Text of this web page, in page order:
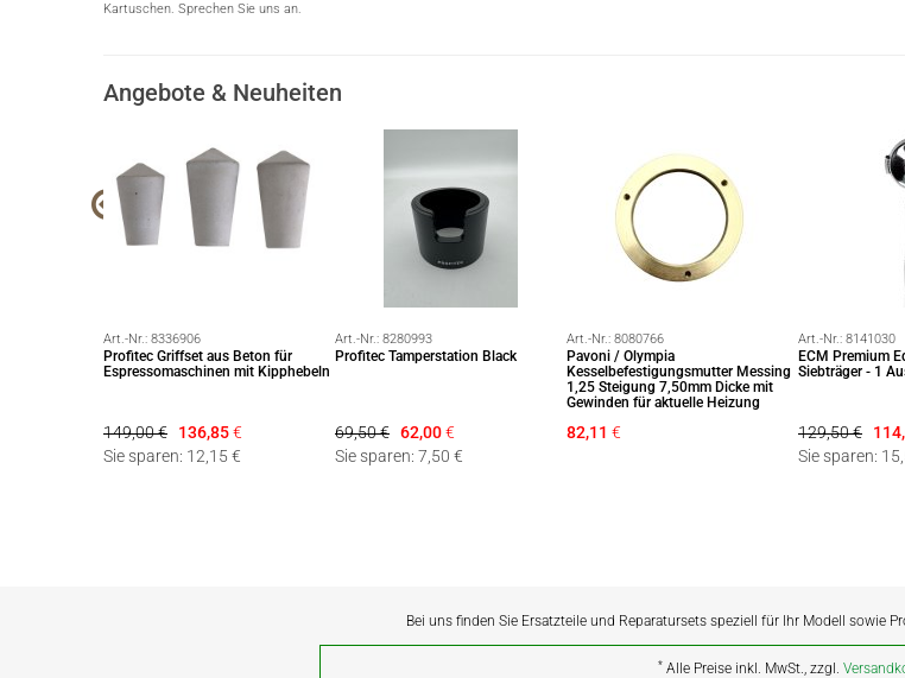
Kartuschen. Sprechen Sie uns an.
Angebote & Neuheiten
Art.-Nr.: 8336906
Profitec Griffset aus Beton für
Espressomaschinen mit Kipphebeln
149,00 € 136,85€
Sie sparen: 12,15 €
Art.-Nr.: 8280993
Profitec Tamperstation Black
69,50 € 62,00€
Sie sparen: 7,50 €
Art.-Nr.: 8080766
Pavoni / Olympia
Kesselbefestigungsmutter Messing
1,25 Steigung 7,50mm Dicke mit
Gewinden für aktuelle Heizung
82,11 €
Art.-Nr.: 8141030
ECM Premium
Siebträger - 1
129,50 €
Sie sparen:
Bei uns finden Sie Ersatzteile und Reparatursets speziell für Ihr Modell sowie
* Alle Preise inkl. MwSt., zzgl.